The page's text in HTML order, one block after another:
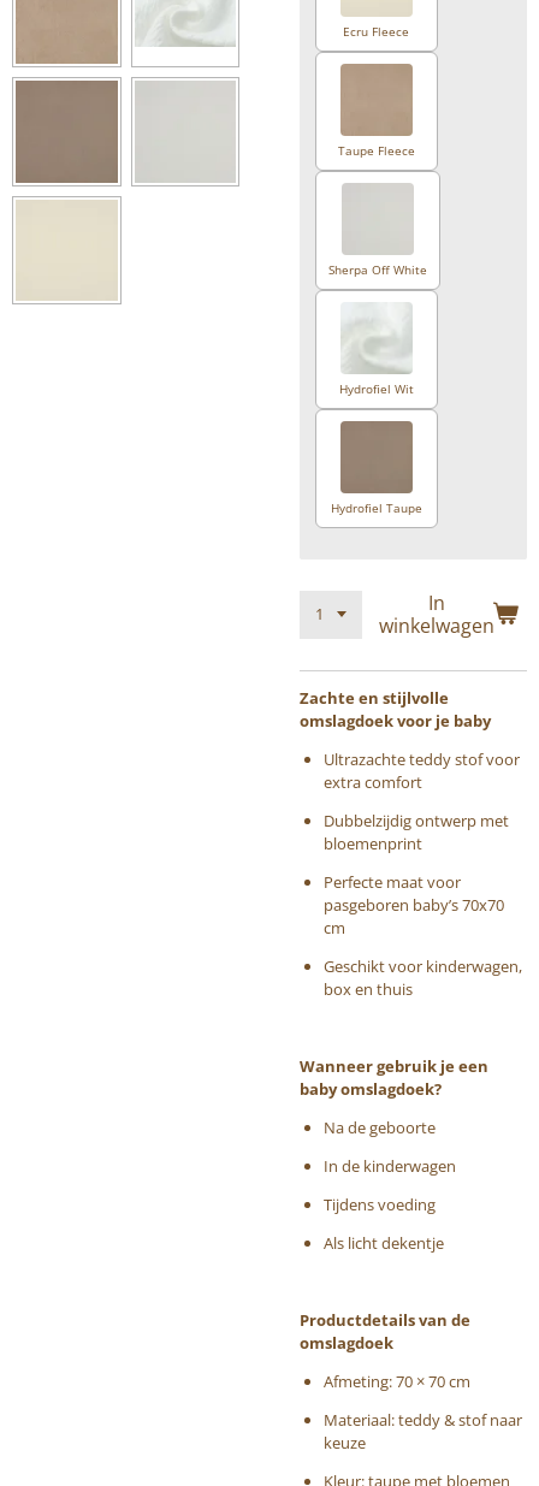
Ecru Fleece
Taupe Fleece
Sherpa Off White
Hydrofiel Wit
Hydrofiel Taupe
In
winkelwagen
Zachte en stijlvolle
omslagdoek voor je baby
Ultrazachte teddy stof voor
extra comfort
Dubbelzijdig ontwerp met
bloemenprint
Perfecte maat voor
pasgeboren baby’s 70x70
cm
Geschikt voor kinderwagen,
box en thuis
Wanneer gebruik je een
baby omslagdoek?
Na de geboorte
In de kinderwagen
Tijdens voeding
Als licht dekentje
Productdetails van de
omslagdoek
Afmeting: 70 × 70 cm
Materiaal: teddy & stof naar
keuze
Kleur: taupe met bloemen